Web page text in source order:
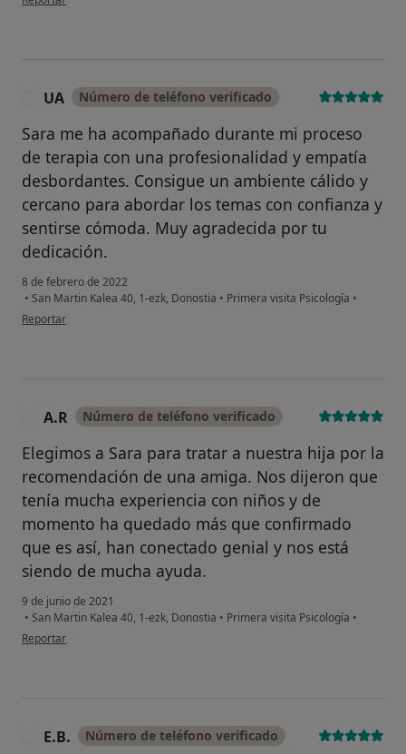
UA Número de teléfono verificado
Sara me ha acompañado durante mi proceso
de terapia con una profesionalidad y empatía
desbordantes. Consigue un ambiente cálido y
cercano para abordar los temas con confianza y
sentirse cómoda. Muy agradecida por tu
dedicación.
8 de febrero de 2022
• San Martin Kalea 40, 1-ezk, Donostia • Primera visita Psicología •
en opinión del usuario UA
Reportar
A.R Número de teléfono verificado
Elegimos a Sara para tratar a nuestra hija por la
recomendación de una amiga. Nos dijeron que
tenía mucha experiencia con niños y de
momento ha quedado más que confirmado
que es así, han conectado genial y nos está
siendo de mucha ayuda.
9 de junio de 2021
• San Martin Kalea 40, 1-ezk, Donostia • Primera visita Psicología •
en opinión del usuario A.R
Reportar
E.B. Número de teléfono verificado